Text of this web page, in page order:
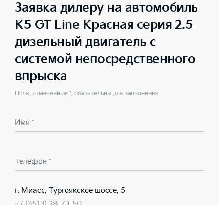
Заявка дилеру на автомобиль
K5 GT Line Красная серия 2.5
дизельный двигатель с
системой непосредственного
впрыска
Поля, отмеченные *, обязательны для заполнения
Имя *
Телефон *
г. Миасс, Тургоякское шоссе, 5